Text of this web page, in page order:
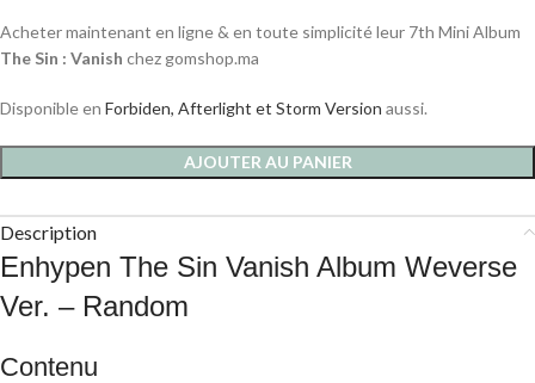
Acheter maintenant en ligne & en toute simplicité leur 7th Mini Album
The Sin : Vanish chez gomshop.ma
Disponible en Forbiden, Afterlight et Storm Version aussi.
AJOUTER AU PANIER
Description
Enhypen The Sin Vanish Album Weverse
Ver. – Random
Contenu